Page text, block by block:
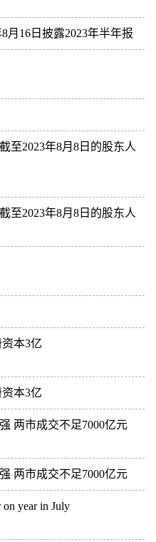
月16日披露2023年半年报
至2023年8月8日的股东人
至2023年8月8日的股东人
本3亿
本3亿
两市成交不足7000亿元
两市成交不足7000亿元
on year in July